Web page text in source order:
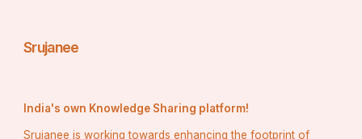
Srujanee
India's own Knowledge Sharing platform!
Srujanee is working towards enhancing the footprint of